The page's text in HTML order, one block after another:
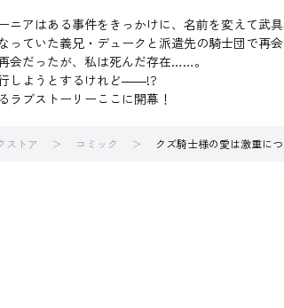
ニアはある事件をきっかけに、名前を変えて武
っていた義兄・デュークと派遣先の騎士団で
会だったが、私は死んだ存在……。
しようとするけれど――!?
ラブストーリーここに開幕！
ストア コミック クズ騎士様の愛は激重につ